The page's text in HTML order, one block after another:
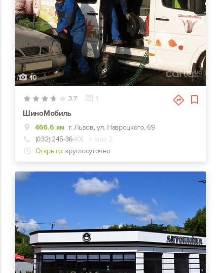
10
3.7 1
ШиноМобиль
466.6 км г. Львов, ул. Навроцкого, 69
(032) 245-36-ХХ
+ еще 2
Открыто: круглосуточно